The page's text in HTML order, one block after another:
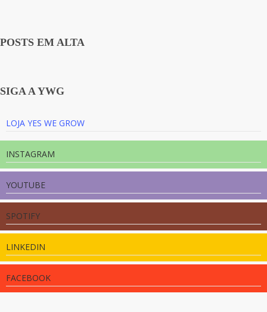
POSTS EM ALTA
SIGA A YWG
LOJA YES WE GROW
INSTAGRAM
YOUTUBE
SPOTIFY
LINKEDIN
FACEBOOK